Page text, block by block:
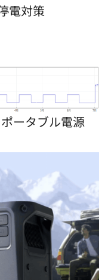
電対策
ータブル電源